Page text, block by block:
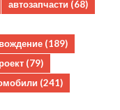
автозапчасти (68)
вождение (189)
(79)
(241)